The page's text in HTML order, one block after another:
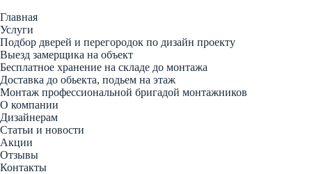
Главная
Услуги
Подбор дверей и перегородок по дизайн проекту
Выезд замерщика на объект
Бесплатное хранение на складе до монтажа
Доставка до обьекта, подьем на этаж
Монтаж профессиональной бригадой монтажников
О компании
Дизайнерам
Статьи и новости
Акции
Отзывы
Контакты